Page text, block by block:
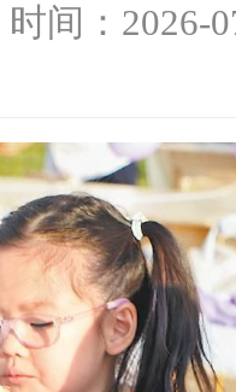
时间：2026-